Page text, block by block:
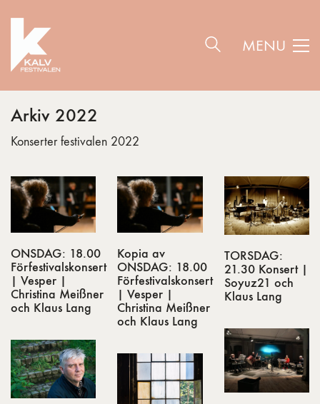
MENU
Arkiv 2022
Konserter festivalen 2022
ONSDAG: 18.00
Förfestivalskonsert
| Vesper |
Christina Meißner
och Klaus Lang
Kopia av
ONSDAG: 18.00
Förfestivalskonsert
| Vesper |
Christina Meißner
och Klaus Lang
TORSDAG:
21.30 Konsert |
Soyuz21 och
Klaus Lang